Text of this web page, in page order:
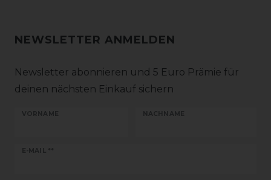
NEWSLETTER ANMELDEN
Newsletter abonnieren und 5 Euro Prämie für
deinen nächsten Einkauf sichern
VORNAME NACHNAME
E-MAIL **
Newsletter